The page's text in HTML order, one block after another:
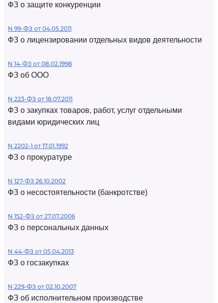
ФЗ о защите конкуренции
N 99-ФЗ от 04.05.2011
ФЗ о лицензировании отдельных видов деятельности
N 14-ФЗ от 08.02.1998
ФЗ об ООО
N 223-ФЗ от 18.07.2011
ФЗ о закупках товаров, работ, услуг отдельными
видами юридических лиц
N 2202-1 от 17.01.1992
ФЗ о прокуратуре
N 127-ФЗ 26.10.2002
ФЗ о несостоятельности (банкротстве)
N 152-ФЗ от 27.07.2006
ФЗ о персональных данных
N 44-ФЗ от 05.04.2013
ФЗ о госзакупках
N 229-ФЗ от 02.10.2007
ФЗ об исполнительном производстве